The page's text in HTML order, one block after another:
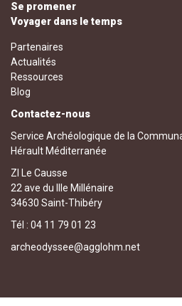
Se promener
Voyager dans le temps
Partenaires
Actualités
Ressources
Blog
Contactez-nous
Service Archéologique de la
Hérault Méditerranée
ZI Le Causse
22 ave du IIIe Millénaire
34630 Saint-Thibéry
Tél : 04 11 79 01 23
archeodyssee@agglohm.net